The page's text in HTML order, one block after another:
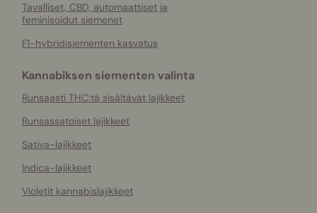
Tavalliset, CBD, automaattiset ja
feminisoidut siemenet
F1-hybridisiementen kasvatus
Kannabiksen siementen valinta
Runsaasti THC:tä sisältävät lajikkeet
Runsassatoiset lajikkeet
Sativa-lajikkeet
Indica-lajikkeet
Violetit kannabislajikkeet